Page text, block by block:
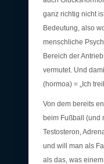
ganz richtig nicht
Bedeutung, also
menschliche
Bereich der
vermutet. Und
(hormoa) = „Ich
Von dem bereits
beim Fußball (und
Testosteron,
und will man als
als das, was